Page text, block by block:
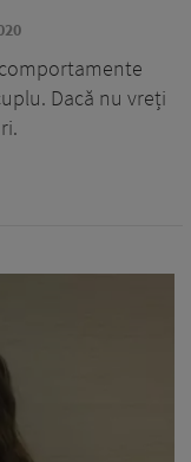
Dacă nu vreți